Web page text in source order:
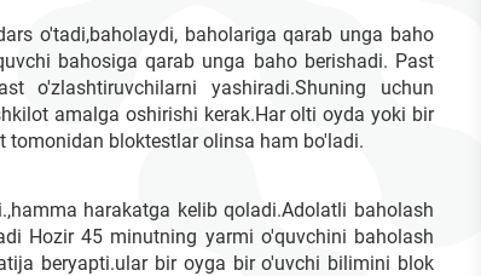
o'tadi,baholaydi, baholariga qarab unga baho
bahosiga qarab unga baho berishadi. Past
o'zlashtiruvchilarni yashiradi.Shuning uchun
amalga oshirishi kerak.Har olti oyda yoki bir
tomonidan bloktestlar olinsa ham bo'ladi.
harakatga kelib qoladi.Adolatli baholash
Hozir 45 minutning yarmi o'quvchini baholash
beryapti.ular bir oyga bir o'uvchi bilimini blok